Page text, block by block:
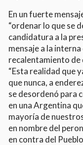
En un fuerte
“ordenar lo que se
candidatura a la
mensaje a la
recalentamiento de
“Esta realidad que
que nunca, a
se desordenó para
en una Argentina
mayoría de
en nombre del
en contra del